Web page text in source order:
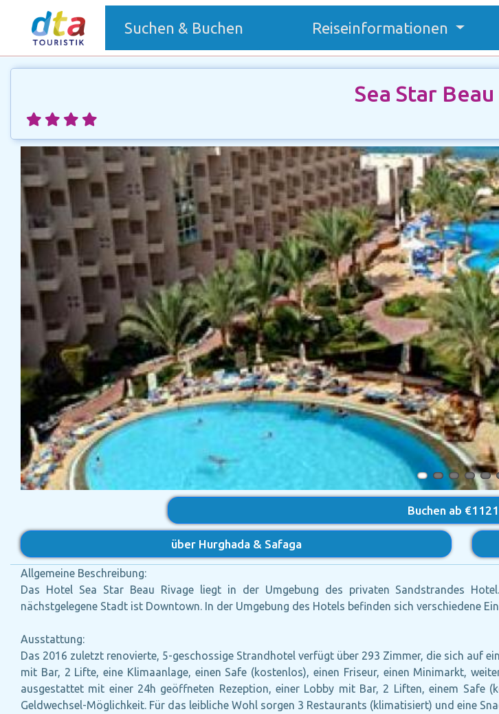
Suchen & Buchen Reiseinformationen
Sea Star
Buchen ab €1121
über Hurghada & Safaga
Allgemeine Beschreibung:
Das Hotel Sea Star Beau Rivage liegt in der Umgebung des privaten Sandstrandes
nächstgelegene Stadt ist Downtown. In der Umgebung des Hotels befinden sich verschiedene
Ausstattung:
Das 2016 zuletzt renovierte, 5-geschossige Strandhotel verfügt über 293 Zimmer, die sich auf
mit Bar, 2 Lifte, eine Klimaanlage, einen Safe (kostenlos), einen Friseur, einen Minimarkt,
ausgestattet mit einer 24h geöffneten Rezeption, einer Lobby mit Bar, 2 Liften, einem Safe
Geldwechsel-Möglichkeit. Für das leibliche Wohl sorgen 3 Restaurants (klimatisiert) und eine